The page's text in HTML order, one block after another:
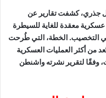
جذري، كشفت تقارير عن
عسكرية معقدة للغاية للسيطرة
التخصيب. الخطة، التي طُرحت
من أكثر العمليات العسكرية
وفقًا لتقرير نشرته واشنطن